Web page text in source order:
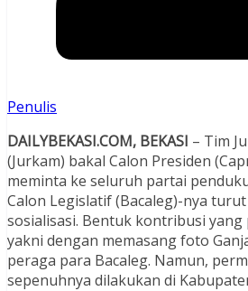
Penulis
DAILYBEKASI.COM, BEKASI – Tim
(Jurkam) bakal Calon Presiden
meminta ke seluruh partai
Calon Legislatif (Bacaleg)-nya
sosialisasi. Bentuk kontribusi yang
yakni dengan memasang foto
peraga para Bacaleg. Namun,
sepenuhnya dilakukan di